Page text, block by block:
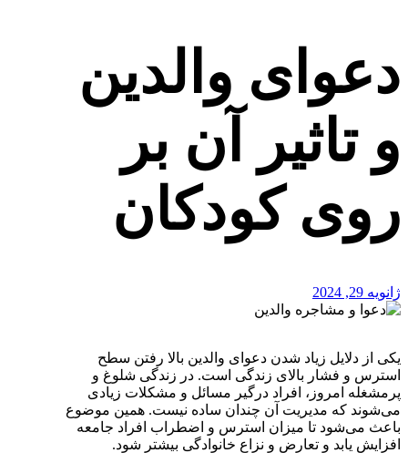
دعوای والدین
و تاثیر آن بر
روی کودکان
ژانویه 29, 2024
یکی از دلایل زیاد شدن دعوای والدین بالا رفتن سطح
استرس و فشار بالای زندگی است. در زندگی شلوغ و
پرمشغله امروز، افراد درگیر مسائل و مشکلات زیادی
می‌شوند که مدیریت آن چندان ساده نیست. همین موضوع
باعث می‌‍‌‌‌شود تا میزان استرس و اضطراب افراد جامعه
افزایش یابد و تعارض و نزاع خانوادگی بیشتر شود.